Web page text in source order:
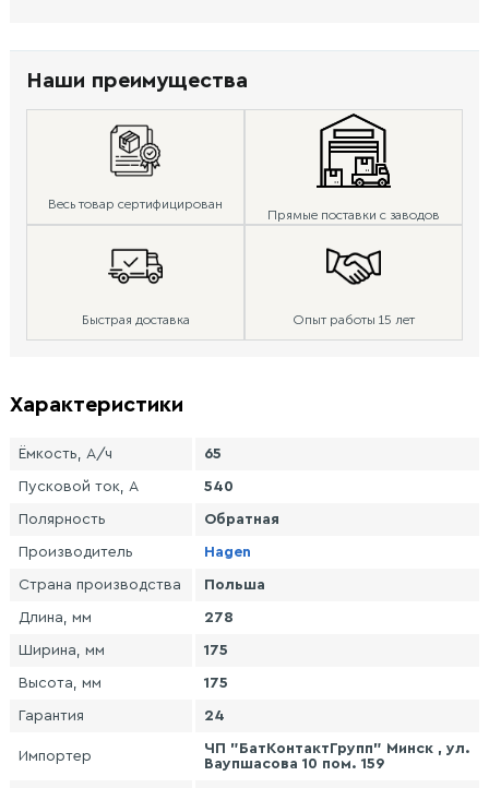
Наши преимущества
Весь товар сертифицирован
Прямые поставки с заводов
Быстрая доставка Опыт работы 15 лет
Характеристики
Ёмкость, А/ч 65
Пусковой ток, А 540
Полярность Обратная
Производитель Hagen
Страна производства Польша
Длина, мм 278
Ширина, мм 175
Высота, мм 175
Гарантия 24
Импортер
ЧП "БатКонтактГрупп" Минск , ул.
Ваупшасова 10 пом. 159